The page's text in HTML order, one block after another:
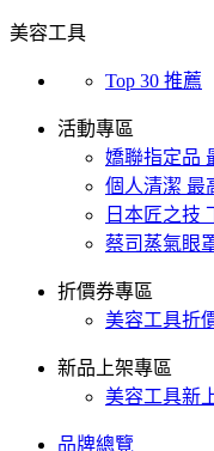
美容工具
Top 30 推薦
活動專區
嬌聯指定品
個人清潔 最
日本匠之技
蔡司蒸氣眼
折價券專區
美容工具折
新品上架專區
美容工具新
品牌總覽